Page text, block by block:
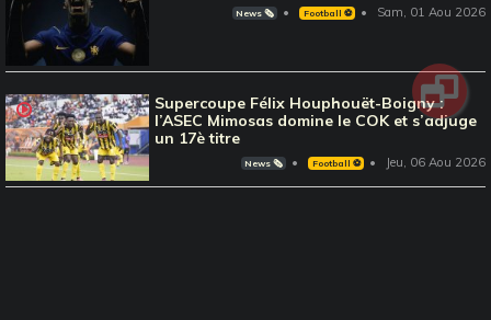
News 🗞️ Football ⚽️ Sam, 01 Aou 2026
Supercoupe Félix Houphouët-Boigny :
l’ASEC Mimosas domine le COK et s’adjuge
un 17è titre
News 🗞️ Football ⚽️ Jeu, 06 Aou 2026